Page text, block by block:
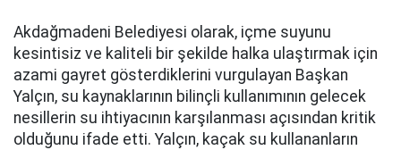
Akdağmadeni Belediyesi olarak, içme suyunu
kesintisiz ve kaliteli bir şekilde halka ulaştırmak için
azami gayret gösterdiklerini vurgulayan Başkan
Yalçın, su kaynaklarının bilinçli kullanımının gelecek
nesillerin su ihtiyacının karşılanması açısından kritik
olduğunu ifade etti. Yalçın, kaçak su kullananların